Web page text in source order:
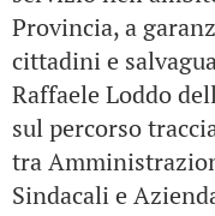
Provincia, a
cittadini e
Raffaele Loddo
sul percorso
tra
Sindacali e